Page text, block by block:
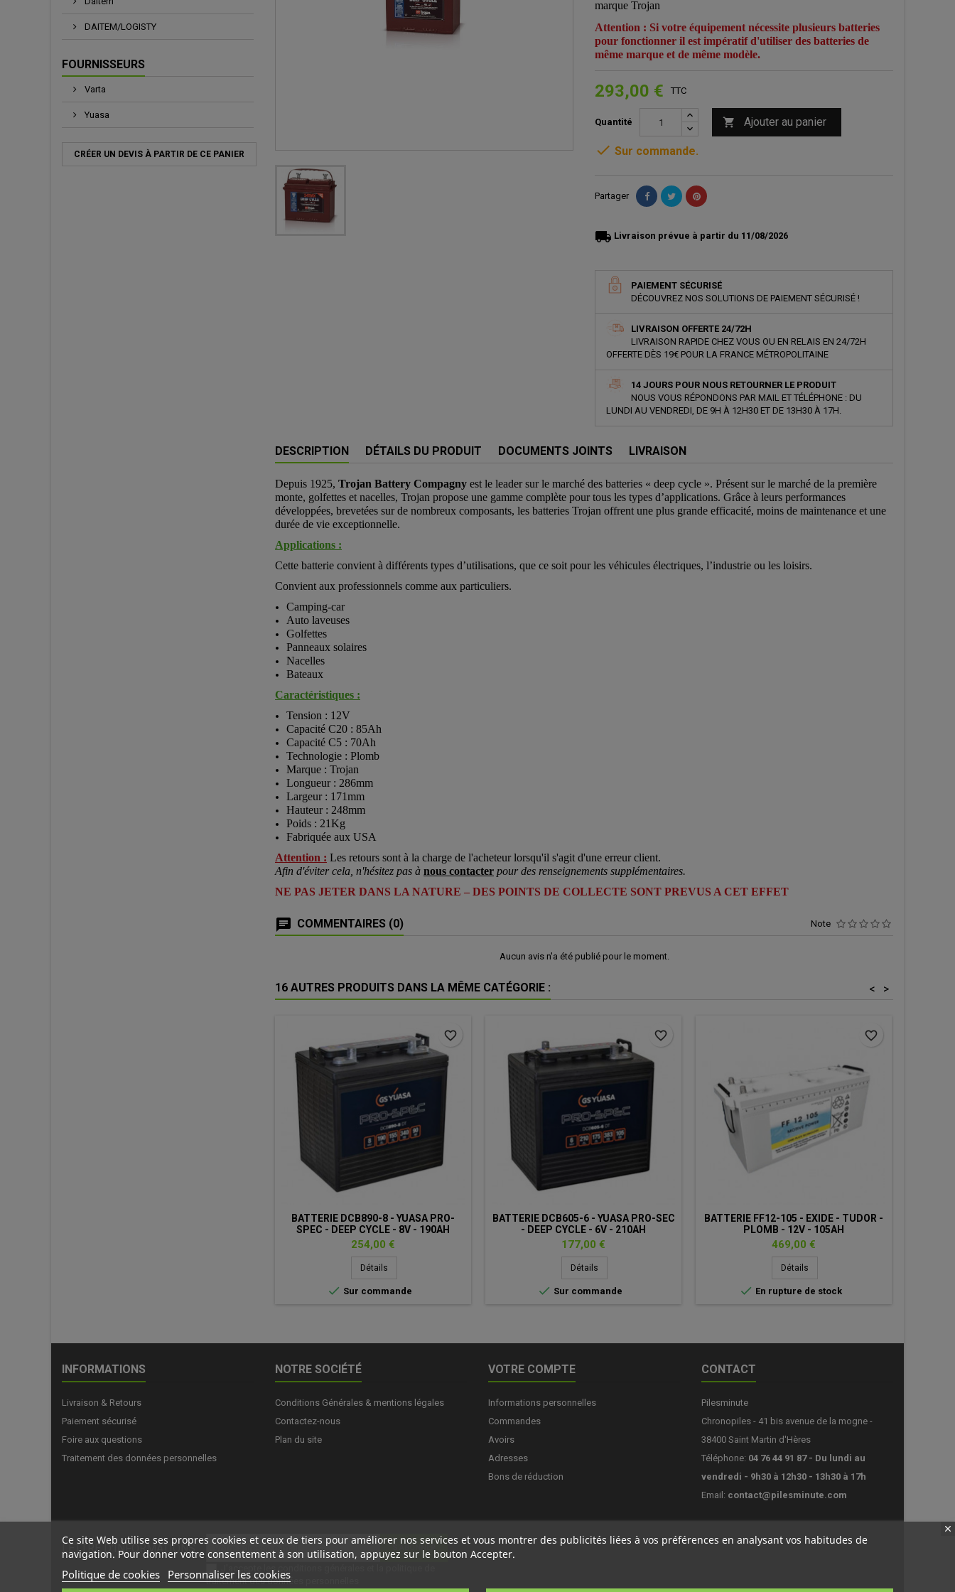
DAITEM/LOGISTY
FOURNISSEURS
Varta
Yuasa
CRÉER UN DEVIS À PARTIR DE CE PANIER
marque Trojan
Attention : Si votre équipement nécessite plusieurs batteries
pour fonctionner il est impératif d'utiliser des batteries de
même marque et de même modèle.
293,00 € TTC
Quantité  Ajouter au panier
 Sur commande.
Partager
local_shipping Livraison prévue à partir du 11/08/2026
PAIEMENT SÉCURISÉ
DÉCOUVREZ NOS SOLUTIONS DE PAIEMENT SÉCURISÉ !
LIVRAISON OFFERTE 24/72H
LIVRAISON RAPIDE CHEZ VOUS OU EN RELAIS EN 24/72H
OFFERTE DÈS 19€ POUR LA FRANCE MÉTROPOLITAINE
14 JOURS POUR NOUS RETOURNER LE PRODUIT
NOUS VOUS RÉPONDONS PAR MAIL ET TÉLÉPHONE : DU
LUNDI AU VENDREDI, DE 9H À 12H30 ET DE 13H30 À 17H.
DESCRIPTION DÉTAILS DU PRODUIT DOCUMENTS JOINTS LIVRAISON
Depuis 1925, Trojan Battery Compagny est le leader sur le marché des batteries « deep cycle ». Présent sur le marché de la première
monte, golfettes et nacelles, Trojan propose une gamme complète pour tous les types d’applications. Grâce à leurs performances
développées, brevetées sur de nombreux composants, les batteries Trojan offrent une plus grande efficacité, moins de maintenance et une
durée de vie exceptionnelle.
Applications :
Cette batterie convient à différents types d’utilisations, que ce soit pour les véhicules électriques, l’industrie ou les loisirs.
Convient aux professionnels comme aux particuliers.
Camping-car
Auto laveuses
Golfettes
Panneaux solaires
Nacelles
Bateaux
Caractéristiques :
Tension : 12V
Capacité C20 : 85Ah
Capacité C5 : 70Ah
Technologie : Plomb
Marque : Trojan
Longueur : 286mm
Largeur : 171mm
Hauteur : 248mm
Poids : 21Kg
Fabriquée aux USA
Attention : Les retours sont à la charge de l'acheteur lorsqu'il s'agit d'une erreur client.
Afin d'éviter cela, n'hésitez pas à nous contacter pour des renseignements supplémentaires.
NE PAS JETER DANS LA NATURE – DES POINTS DE COLLECTE SONT PREVUS A CET EFFET
COMMENTAIRES (0) Note
Aucun avis n'a été publié pour le moment.
16 AUTRES PRODUITS DANS LA MÊME CATÉGORIE : >
<
BATTERIE DCB890-8 - YUASA PRO-
SPEC - DEEP CYCLE - 8V - 190AH
Prix
254,00 €
Détails
 Sur commande
favorite_border
BATTERIE DCB605-6 - YUASA PRO-SEC
- DEEP CYCLE - 6V - 210AH
Prix
177,00 €
Détails
 Sur commande
favorite_border
BATTERIE FF12-105 - EXIDE - TUDOR -
PLOMB - 12V - 105AH
Prix
469,00 €
Détails
 En rupture de stock
favorite_border
INFORMATIONS
Livraison & Retours
Paiement sécurisé
Foire aux questions
Traitement des données personnelles
NOTRE SOCIÉTÉ
Conditions Générales & mentions légales
Contactez-nous
Plan du site
VOTRE COMPTE
Informations personnelles
Commandes
Avoirs
Adresses
Bons de réduction
CONTACT
Pilesminute
Chronopiles - 41 bis avenue de la mogne -
38400 Saint Martin d'Hères
Téléphone: 04 76 44 91 87 - Du lundi au
vendredi - 9h30 à 12h30 - 13h30 à 17h
Email: contact@pilesminute.com
Ce site Web utilise ses propres cookies et ceux de tiers pour améliorer nos services et vous montrer des publicités liées à vos préférences en analysant vos habitudes de
navigation. Pour donner votre consentement à son utilisation, appuyez sur le bouton Accepter.
Politique de cookies Personnaliser les cookies
LETTRE D'INFORMATIONS
J'accepte les conditions générales
traitement des données personnelles